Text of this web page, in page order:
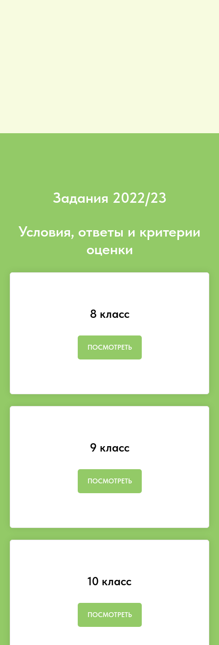
Задания 2022/23
Условия, ответы и критерии
оценки
8 класс
ПОСМОТРЕТЬ
9 класс
ПОСМОТРЕТЬ
10 класс
ПОСМОТРЕТЬ